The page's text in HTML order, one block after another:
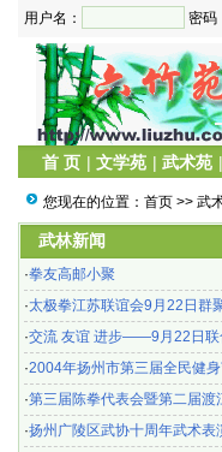
用户名： 密码
首 页 | 文学苑 | 武术苑 |
您现在的位置： 首页 >> 武
武林新闻
·拳友高邮小聚
·太极拳江苏联谊会9月22日群
·交流 友谊 进步——9月22日联
·2004年扬州市第三届全民健
赛
·第三届陈拳代表会暨第二届渡
赛
·扬州广陵区武协十周年武术表